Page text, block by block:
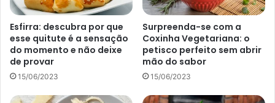
Modo de preparo para fazer
macarrão com molho de tomate e
manjericão
1- Primeiro passo é pegar o macarrão e cozinhar, pode ser
da sua escolha, tudo fica bom se feito com amor, veja as
Esfirra: descubra por que
esse quitute é a sensação
do momento e não deixe
de provar
15/06/2023
Surpreenda-se com a
Coxinha Vegetariana: o
petisco perfeito sem abrir
mão do sabor
15/06/2023